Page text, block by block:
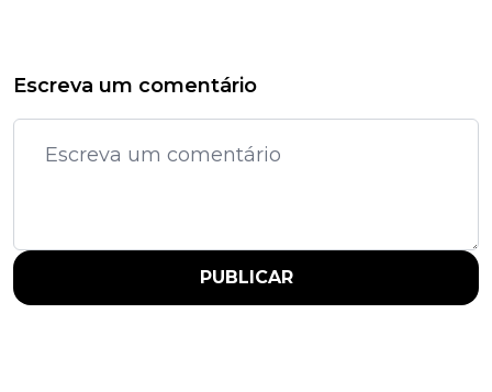
Escreva um comentário
PUBLICAR